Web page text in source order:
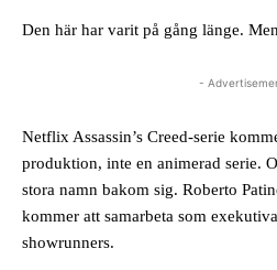
Den här har varit på gång länge.
-
Netflix Assassin’s Creed-serie
produktion, inte en animerad serie.
stora namn bakom sig. Roberto
kommer att samarbeta som
showrunners.